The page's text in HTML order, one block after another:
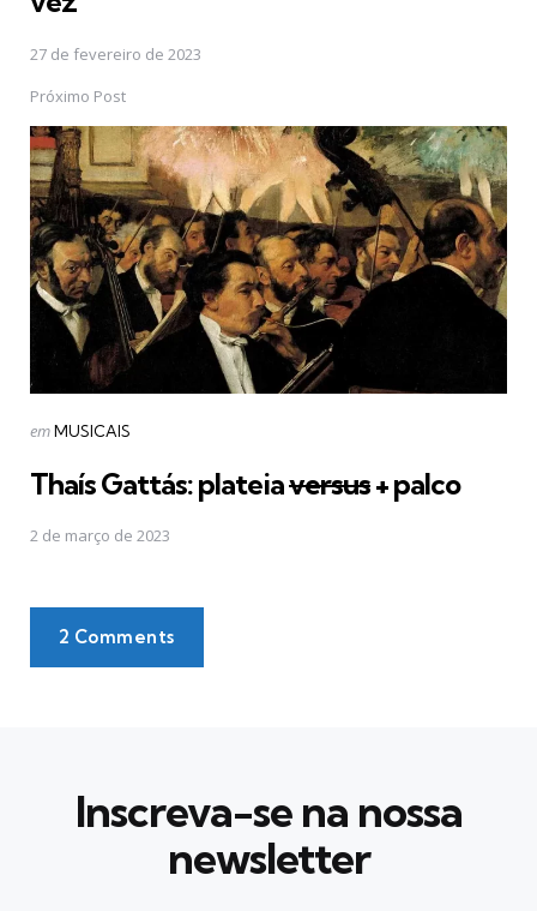
27 de fevereiro de 2023
Próximo Post
Postado
emMUSICAIS
Thaís Gattás: plateiaversus+ palco
2 de março de 2023
2 Comments
Inscreva-se na nossa
newsletter